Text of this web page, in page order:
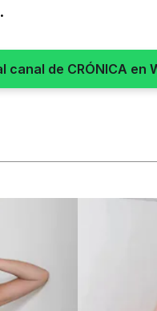
canal de CRÓNICA en